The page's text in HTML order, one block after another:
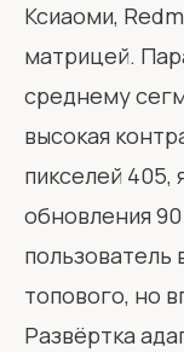
Ксиаоми,
матрицей.
среднему
высокая
пикселей 405,
обновления
пользователь
топового, но
Развёртка